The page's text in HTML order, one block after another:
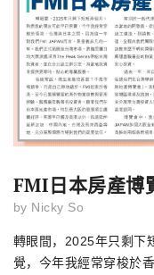
FMI日本房產博
by Nicky So
轉眼間， 2025年只剩下
覺，今年我經常穿梭於